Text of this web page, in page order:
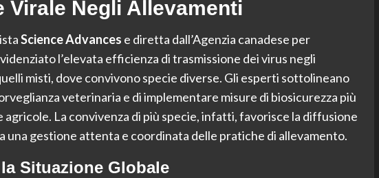
Virale Negli Allevamenti
Science Advances e diretta dall’Agenzia canadese per
l’elevata efficienza di trasmissione dei virus negli
misti, dove convivono specie diverse. Gli esperti sottolineano
veterinaria e di implementare misure di biosicurezza più
agricole. La convivenza di più specie, infatti, favorisce la diffusione
una gestione attenta e coordinata delle pratiche di allevamento.
Situazione Globale